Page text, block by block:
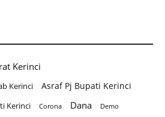
Kerinci
Kerinci Asraf Pj Bupati Kerinci
Kerinci Corona Dana Demo